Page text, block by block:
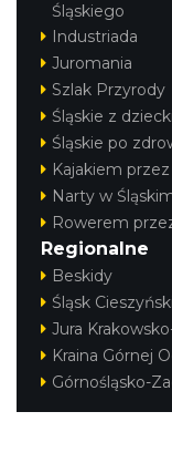
Śląskiego
Industriada
Juromania
Szlak Przyrody
Śląskie z
Śląskie po
Kajakiem przez
Narty w
Rowerem
Regionalne
Beskidy
Śląsk Cieszyński
Jura
Kraina Górnej
Górnośląsko-